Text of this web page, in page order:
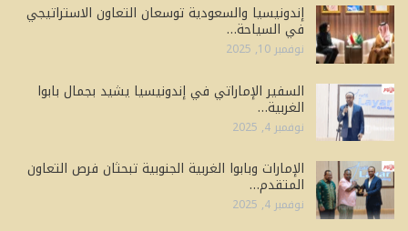
إندونيسيا والسعودية توسعان التعاون الاستراتيجي
في السياحة…
نوفمبر 10, 2025
السفير الإماراتي في إندونيسيا يشيد بجمال بابوا
الغربية…
نوفمبر 4, 2025
الإمارات وبابوا الغربية الجنوبية تبحثان فرص التعاون
المتقدم…
نوفمبر 4, 2025